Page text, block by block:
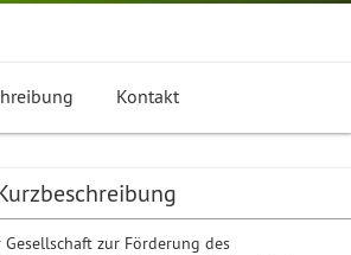
Kontakt
zur Förderung des